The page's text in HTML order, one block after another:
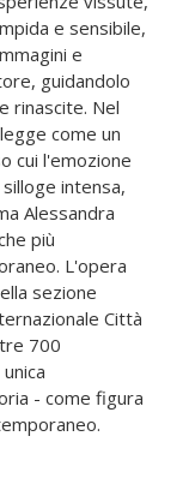
e sensibile,
e
guidandolo
rinascite. Nel
come un
cui l'emozione
intensa,
Alessandra
più
L'opera
sezione
Città
700
- come figura